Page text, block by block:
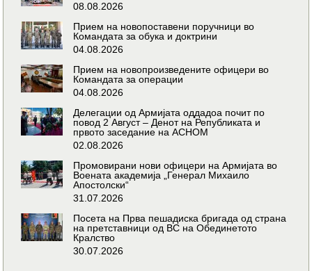
08.08.2026
Прием на новопоставени поручници во
Командата за обука и доктрини
04.08.2026
Прием на новопроизведените офицери во
Командата за операции
04.08.2026
Делегации од Армијата оддадоа почит по
повод 2 Август – Денот на Републиката и
првото заседание на АСНОМ
02.08.2026
Промовирани нови офицери на Армијата во
Воената академија „Генерал Михаило
Апостолски“
31.07.2026
Посета на Прва пешадиска бригада од страна
на претставници од ВС на Обединетото
Кралство
30.07.2026